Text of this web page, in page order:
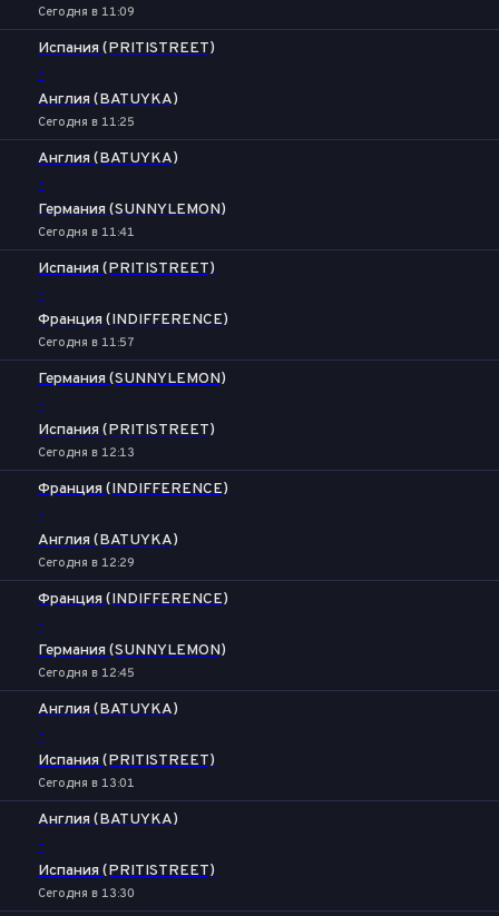
Сегодня в 11:09
Испания (PRITISTREET)
-
Англия (BATUYKA)
Сегодня в 11:25
Англия (BATUYKA)
-
Германия (SUNNYLEMON)
Сегодня в 11:41
Испания (PRITISTREET)
-
Франция (INDIFFERENCE)
Сегодня в 11:57
Германия (SUNNYLEMON)
-
Испания (PRITISTREET)
Сегодня в 12:13
Франция (INDIFFERENCE)
-
Англия (BATUYKA)
Сегодня в 12:29
Франция (INDIFFERENCE)
-
Германия (SUNNYLEMON)
Сегодня в 12:45
Англия (BATUYKA)
-
Испания (PRITISTREET)
Сегодня в 13:01
Англия (BATUYKA)
-
Испания (PRITISTREET)
Сегодня в 13:30